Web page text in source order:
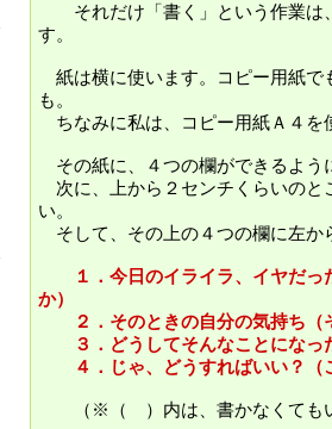
それだけ「書く」という作業は
す。
紙は横に使います。コピー用紙で
も。
ちなみに私は、コピー用紙Ａ４を
その紙に、４つの欄ができるよう
次に、上から２センチくらいのと
い。
そして、その上の４つの欄に左か
１．今日のイライラ、イヤだっ
か）
２．そのときの自分の気持ち（
３．どうしてそんなことになっ
４．じゃ、どうすればいい？（
（※（ ）内は、書かなくても